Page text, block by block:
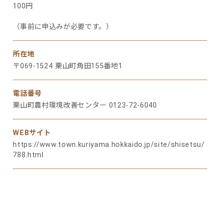
100円
（事前に申込みが必要です。）
所在地
〒069-1524 栗山町角田155番地1
電話番号
栗山町農村環境改善センター 0123-72-6040
WEBサイト
https://www.town.kuriyama.hokkaido.jp/site/shisetsu/
788.html